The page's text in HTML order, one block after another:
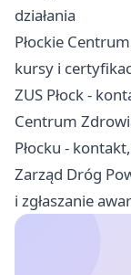
działania
Płockie
kursy i
ZUS Płock -
Centrum
Płocku -
Zarząd Dróg
i zgłaszanie